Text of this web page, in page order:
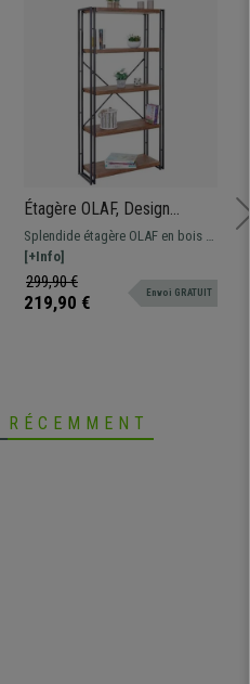
Étagère OLAF, Design
Industriel, Dimensions
165x80x30 cm, en Bois et
Métal
Splendide étagère OLAF en bois et
acier, au style moderne et
industriel. Qualité et style à un
prix incroyable !
[+Info]
299,90 €
219,90 € Envoi GRATUIT
RÉCEMMENT